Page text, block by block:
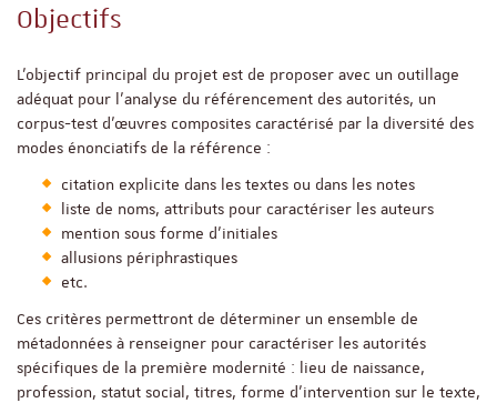
Objectifs
L’objectif principal du projet est de proposer avec un outillage
adéquat pour l’analyse du référencement des autorités, un
corpus-test d’œuvres composites caractérisé par la diversité des
modes énonciatifs de la référence :
citation explicite dans les textes ou dans les notes
liste de noms, attributs pour caractériser les auteurs
mention sous forme d’initiales
allusions périphrastiques
etc.
Ces critères permettront de déterminer un ensemble de
métadonnées à renseigner pour caractériser les autorités
spécifiques de la première modernité : lieu de naissance,
profession, statut social, titres, forme d’intervention sur le texte,